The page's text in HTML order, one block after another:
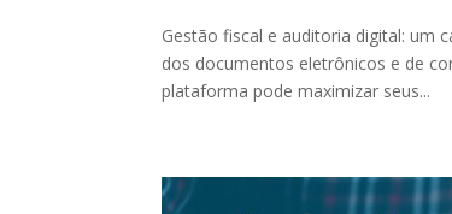
Gestão fiscal e auditoria digital: um
dos documentos eletrônicos e de
plataforma pode maximizar seus...